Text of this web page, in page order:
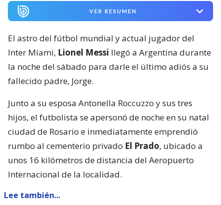
VER RESUMEN
El astro del fútbol mundial y actual jugador del
Inter Miami, Lionel Messi llegó a Argentina durante
la noche del sábado para darle el último adiós a su
fallecido padre, Jorge.
Junto a su esposa Antonella Roccuzzo y sus tres
hijos, el futbolista se apersonó de noche en su natal
ciudad de Rosario e inmediatamente emprendió
rumbo al cementerio privado El Prado, ubicado a
unos 16 kilómetros de distancia del Aeropuerto
Internacional de la localidad.
Lee también...